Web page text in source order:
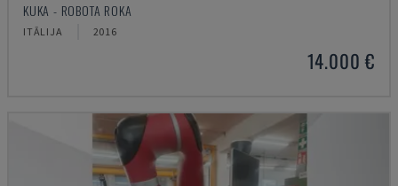
KUKA - ROBOTA ROKA
ITĀLIJA 2016
14.000 €